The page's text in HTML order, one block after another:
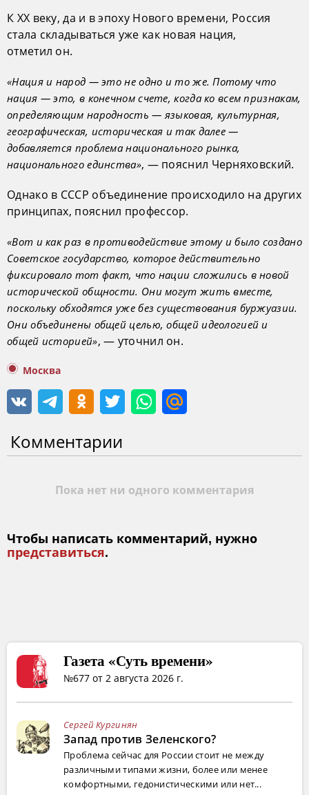
К XX веку, да и в эпоху Нового времени, Россия
стала складываться уже как новая нация,
отметил он.
«Нация и народ — это не одно и то же. Потому что
нация — это, в конечном счете, когда ко всем признакам,
определяющим народность — языковая, культурная,
географическая, историческая и так далее —
добавляется проблема национального рынка,
национального единства», — пояснил Черняховский.
Однако в СССР объединение происходило на других
принципах, пояснил профессор.
«Вот и как раз в противодействие этому и было создано
Советское государство, которое действительно
фиксировало тот факт, что нации сложились в новой
исторической общности. Они могут жить вместе,
поскольку обходятся уже без существования буржуазии.
Они объединены общей целью, общей идеологией и
общей историей», — уточнил он.
Москва
Комментарии
Пока нет ни одного комментария
Чтобы написать комментарий, нужно
представиться.
Газета «Суть времени»
№677 от 2 августа 2026 г.
Сергей Кургинян
Запад против Зеленского?
Проблема сейчас для России стоит не между
различными типами жизни, более или менее
комфортными, гедонистическими или нет...